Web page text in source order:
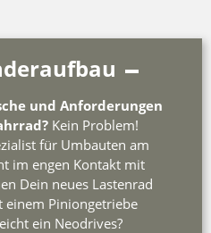
und Anforderungen
Kein Problem!
für Umbauten am
im engen Kontakt mit
Dein neues Lastenrad
einem Piniongetriebe
ein Neodrives?